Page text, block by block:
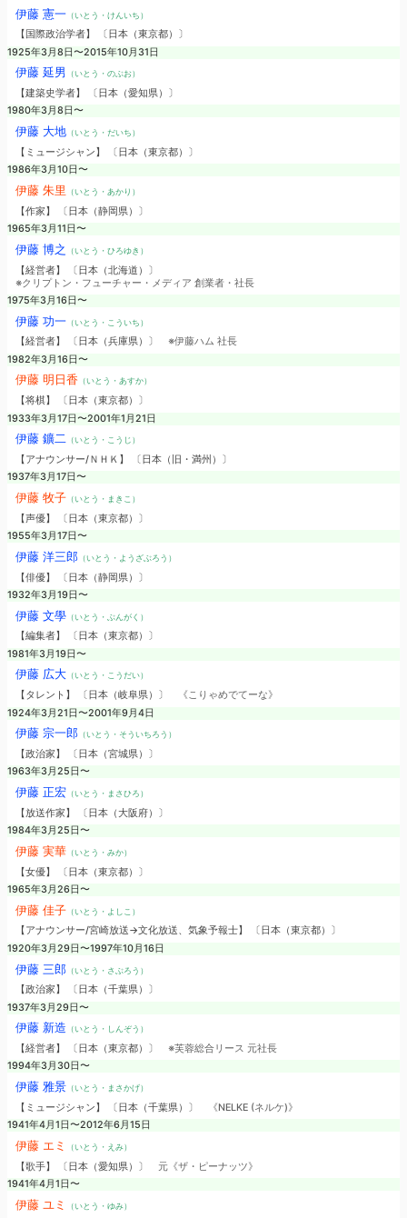
伊藤 憲一（いとう・けんいち）
【国際政治学者】 〔日本（東京都）〕
1925年3月8日〜2015年10月31日
伊藤 延男 （いとう・のぶお）
【建築史学者】 〔日本（愛知県）〕
1980年3月8日〜
伊藤 大地（いとう・だいち）
【ミュージシャン】 〔日本（東京都）〕
1986年3月10日〜
伊藤 朱里 （いとう・あかり）
【作家】 〔日本（静岡県）〕
1965年3月11日〜
伊藤 博之 （いとう・ひろゆき）
【経営者】 〔日本（北海道）〕
※クリプトン・フューチャー・メディア 創業者・社長
1975年3月16日〜
伊藤 功一（いとう・こういち）
【経営者】 〔日本（兵庫県）〕 ※伊藤ハム 社長
1982年3月16日〜
伊藤 明日香 （いとう・あすか）
【将棋】 〔日本（東京都）〕
1933年3月17日〜2001年1月21日
伊藤 鑛二（いとう・こうじ）
【アナウンサー/ＮＨＫ】 〔日本（旧・満州）〕
1937年3月17日〜
伊藤 牧子（いとう・まきこ）
【声優】 〔日本（東京都）〕
1955年3月17日〜
伊藤 洋三郎（いとう・ようざぶろう）
【俳優】 〔日本（静岡県）〕
1932年3月19日〜
伊藤 文學（いとう・ぶんがく）
【編集者】 〔日本（東京都）〕
1981年3月19日〜
伊藤 広大（いとう・こうだい）
【タレント】 〔日本（岐阜県）〕
《こりゃめでてーな》
1924年3月21日〜2001年9月4日
伊藤 宗一郎（いとう・そういちろう）
【政治家】 〔日本（宮城県）〕
1963年3月25日〜
伊藤 正宏（いとう・まさひろ）
【放送作家】 〔日本（大阪府）〕
1984年3月25日〜
伊藤 実華（いとう・みか）
【女優】 〔日本（東京都）〕
1965年3月26日〜
伊藤 佳子（いとう・よしこ）
【アナウンサー/宮崎放送→文化放送、気象予報士】 〔日本（東京都）〕
1920年3月29日〜1997年10月16日
伊藤 三郎（いとう・さぶろう）
【政治家】 〔日本（千葉県）〕
1937年3月29日〜
伊藤 新造 （いとう・しんぞう）
【経営者】 〔日本（東京都）〕 ※芙蓉総合リース 元社長
1994年3月30日〜
伊藤 雅景（いとう・まさかげ）
【ミュージシャン】 〔日本（千葉県）〕
《NELKE (ネルケ)》
1941年4月1日〜2012年6月15日
伊藤 エミ （いとう・えみ）
【歌手】 〔日本（愛知県）〕 元《ザ・ピーナッツ》
1941年4月1日〜
伊藤 ユミ （いとう・ゆみ）